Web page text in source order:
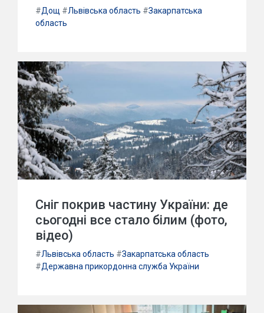
#Дощ #Львівська область #Закарпатська
область
Сніг покрив частину України: де
сьогодні все стало білим (фото,
відео)
#Львівська область #Закарпатська область
#Державна прикордонна служба України